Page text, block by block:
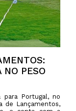
NO PESO
para Portugal, no
de Lançamentos,